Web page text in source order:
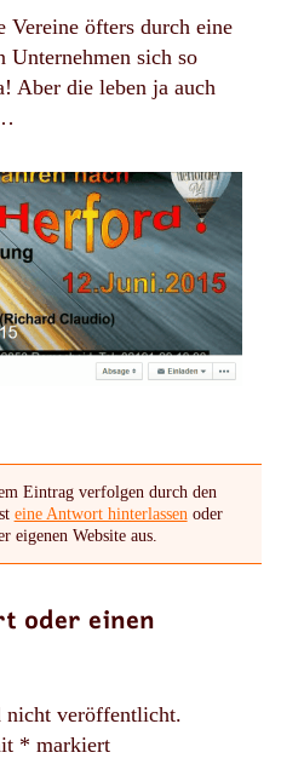
Vereine öfters durch eine
Unternehmen sich so
Aber die leben ja auch
Eintrag verfolgen durch den
eine Antwort hinterlassen oder
eigenen Website aus.
oder einen
nicht veröffentlicht.
* markiert